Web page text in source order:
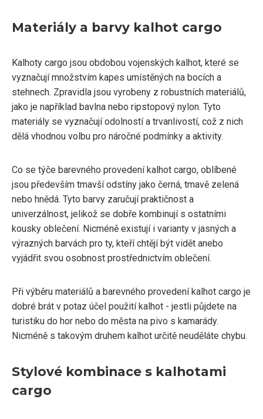
Materiály a barvy kalhot cargo
Kalhoty cargo jsou obdobou vojenských kalhot, které se
vyznačují množstvím kapes umístěných na bocích a
stehnech. Zpravidla jsou vyrobeny z robustních materiálů,
jako je například bavlna nebo ripstopový nylon. Tyto
materiály se vyznačují odolností a trvanlivostí, což z nich
dělá vhodnou volbu pro náročné podmínky a aktivity.
Co se týče barevného provedení kalhot cargo, oblíbené
jsou především tmavší odstíny jako černá, tmavě zelená
nebo hnědá. Tyto barvy zaručují praktičnost a
univerzálnost, jelikož se dobře kombinují s ostatními
kousky oblečení. Nicméně existují i varianty v jasných a
výrazných barvách pro ty, kteří chtějí být vidět anebo
vyjádřit svou osobnost prostřednictvím oblečení.
Při výběru materiálů a barevného provedení kalhot cargo je
dobré brát v potaz účel použití kalhot - jestli půjdete na
turistiku do hor nebo do města na pivo s kamarády.
Nicméně s takovým druhem kalhot určitě neuděláte chybu.
Stylové kombinace s kalhotami
cargo